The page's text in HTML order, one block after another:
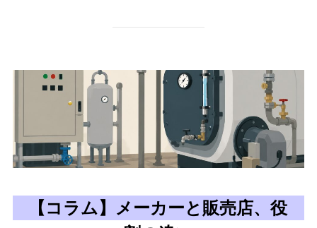
【コラム】メーカーと販売店、役